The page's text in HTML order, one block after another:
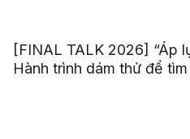
[FINAL TALK 2026] “Áp
Hành trình dám thử để